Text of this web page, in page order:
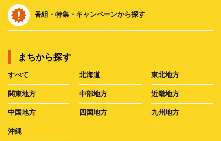
番組・特集・キャンペーンから探す
まちから探す
すべて 北海道 東北地方
関東地方 中部地方 近畿地方
中国地方 四国地方 九州地方
沖縄